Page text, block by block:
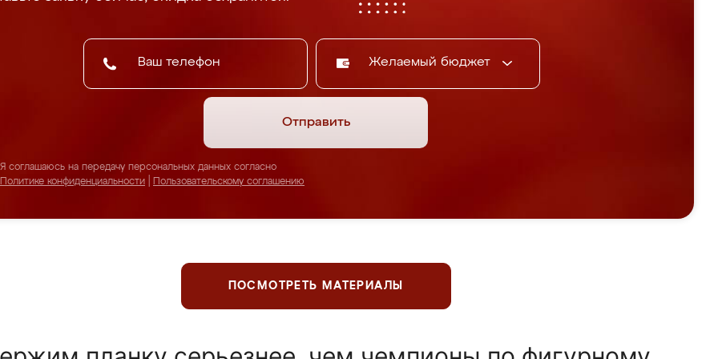
Желаемый бюджет
Отправить
Я соглашаюсь на передачу персональных данных согласно
Политике конфиденциальности
Пользовательскому соглашению
ПОСМОТРЕТЬ МАТЕРИАЛЫ